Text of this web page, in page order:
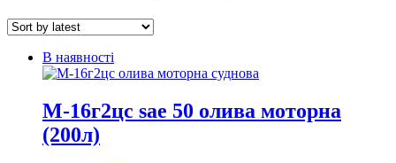
В наявності
М-16г2цс sae 50 олива моторна
(200л)